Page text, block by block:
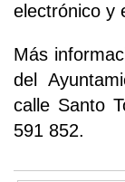
electrónico y
Más
del
calle Santo
591 852.